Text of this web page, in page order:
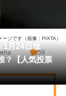
1月24日放
？【人気投票
ージです（画像：PIXTA）
59